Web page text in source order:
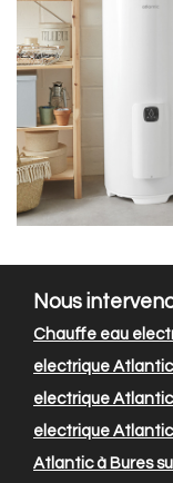
Nous
Chauffe eau
electrique Atlantic
electrique Atlantic
electrique Atlantic
Atlantic à Bures